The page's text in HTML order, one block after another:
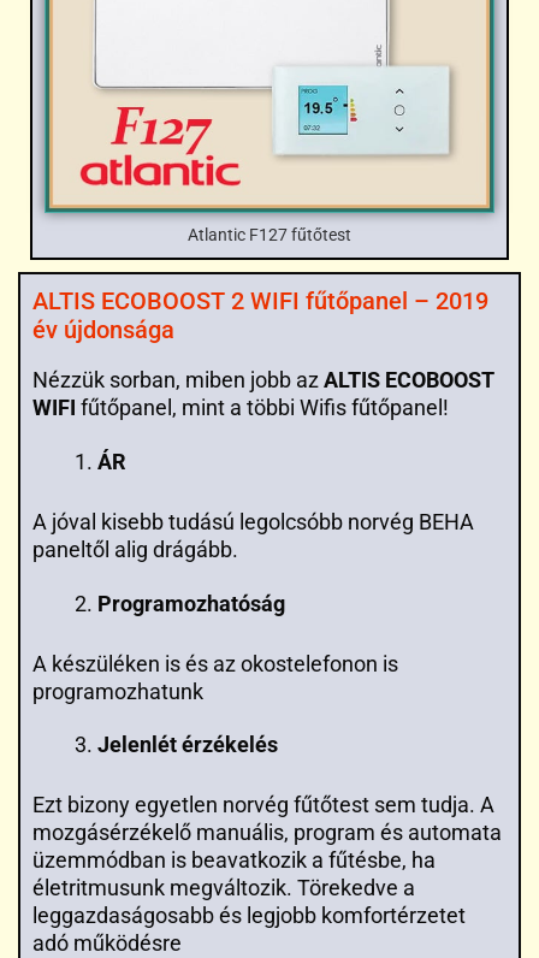
Atlantic F127 fűtőtest
ALTIS ECOBOOST 2 WIFI fűtőpanel – 2019
év újdonsága
Nézzük sorban, miben jobb azALTIS ECOBOOST
WIFI fűtőpanel, mint a többi Wifis fűtőpanel!
ÁR
A jóval kisebb tudású legolcsóbb norvég BEHA
paneltől alig drágább.
Programozhatóság
A készüléken is és az okostelefonon is
programozhatunk
Jelenlét érzékelés
Ezt bizony egyetlen norvég fűtőtest sem tudja. A
mozgásérzékelő manuális, program és automata
üzemmódban is beavatkozik a fűtésbe, ha
életritmusunk megváltozik. Törekedve a
leggazdaságosabb és legjobb komfortérzetet
adó működésre